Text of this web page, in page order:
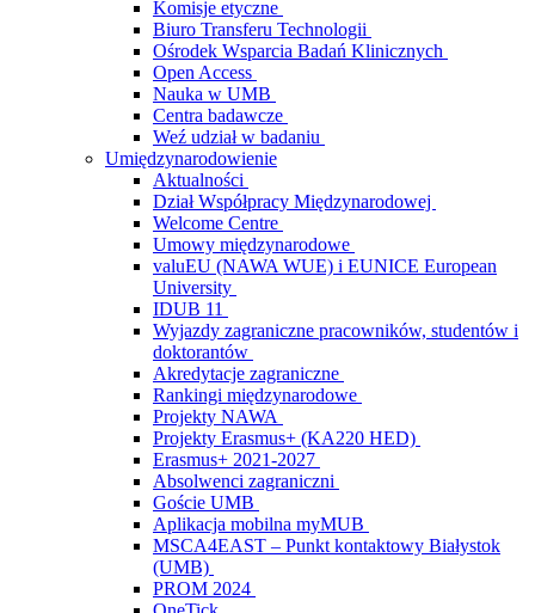
Komisje etyczne
Biuro Transferu Technologii
Ośrodek Wsparcia Badań Klinicznych
Open Access
Nauka w UMB
Centra badawcze
Weź udział w badaniu
Umiędzynarodowienie
Aktualności
Dział Współpracy Międzynarodowej
Welcome Centre
Umowy międzynarodowe
valuEU (NAWA WUE) i EUNICE European
University
IDUB 11
Wyjazdy zagraniczne pracowników, studentów i
doktorantów
Akredytacje zagraniczne
Rankingi międzynarodowe
Projekty NAWA
Projekty Erasmus+ (KA220 HED)
Erasmus+ 2021-2027
Absolwenci zagraniczni
Goście UMB
Aplikacja mobilna myMUB
MSCA4EAST – Punkt kontaktowy Białystok
(UMB)
PROM 2024